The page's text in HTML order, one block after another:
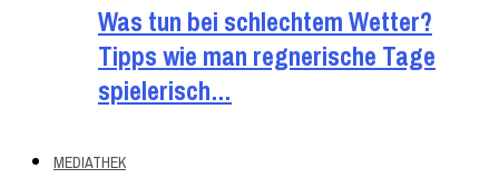
Was tun bei schlechtem Wetter?
Tipps wie man regnerische Tage
spielerisch…
MEDIATHEK